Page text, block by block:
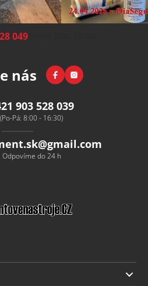
049(Po-Pá 8:00-15:00)
nás FacebookInstagram
903 528 039
(Po-Pá: 8:00 - 16:30)
@gmail.com
Odpovíme do 24 h